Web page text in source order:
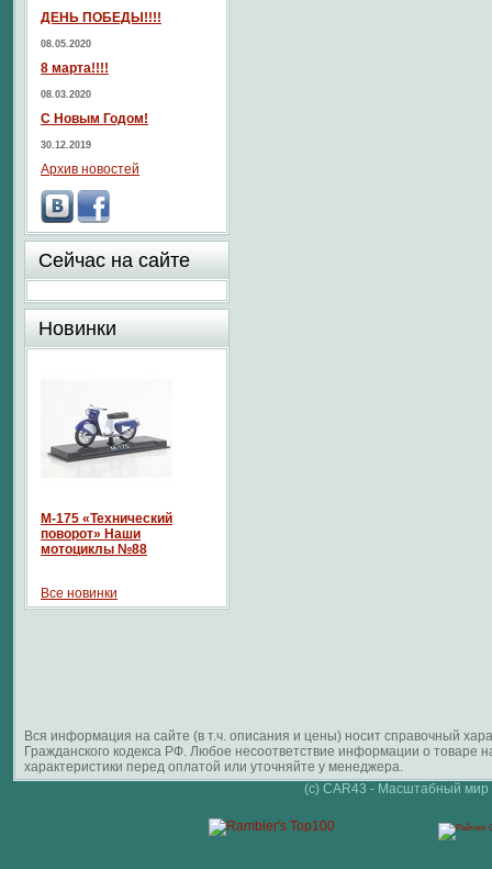
ДЕНЬ ПОБЕДЫ!!!!
08.05.2020
8 марта!!!!
08.03.2020
С Новым Годом!
30.12.2019
Архив новостей
Сейчас на сайте
Новинки
М-175 «Технический
поворот» Наши
мотоциклы №88
Все новинки
Вся информация на сайте (в т.ч. описания и цены) носит справочный
Гражданского кодекса РФ. Любое несоответствие информации о
характеристики перед оплатой или уточняйте у менеджера.
(c) CAR43 - Масштабный мир